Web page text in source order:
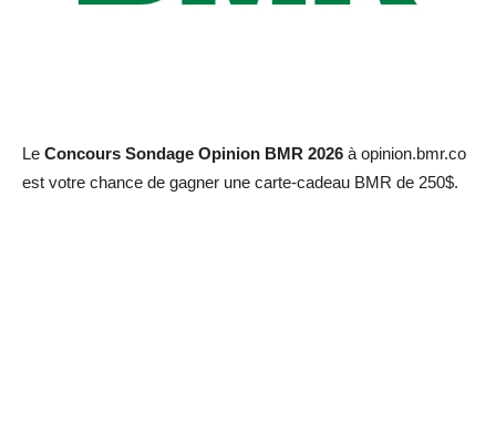
Le Concours Sondage Opinion BMR 2026 à opinion.bmr.co
est votre chance de gagner une carte-cadeau BMR de 250$.